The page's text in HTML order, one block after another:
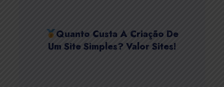
Quanto Custa A Criação De
Um Site Simples? Valor Sites!